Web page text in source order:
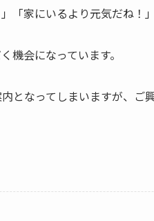
「家にいるより元気だね！
機会になっています。
となってしまいますが、ご